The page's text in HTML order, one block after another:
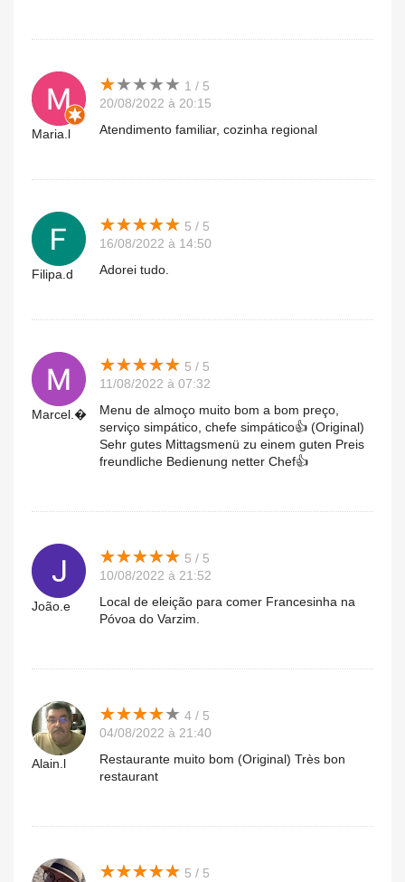
Maria.l
★★★★★
★★★★★ 1 / 5
20/08/2022 à 20:15
Atendimento familiar, cozinha regional
Filipa.d
★★★★★
★★★★★ 5 / 5
16/08/2022 à 14:50
Adorei tudo.
Marcel.�
★★★★★
★★★★★ 5 / 5
11/08/2022 à 07:32
Menu de almoço muito bom a bom preço,
serviço simpático, chefe simpático👍 (Original)
Sehr gutes Mittagsmenü zu einem guten Preis
freundliche Bedienung netter Chef👍
João.e
★★★★★
★★★★★ 5 / 5
10/08/2022 à 21:52
Local de eleição para comer Francesinha na
Póvoa do Varzim.
Alain.l
★★★★★
★★★★★ 4 / 5
04/08/2022 à 21:40
Restaurante muito bom (Original) Très bon
restaurant
★★★★★
★★★★★ 5 / 5